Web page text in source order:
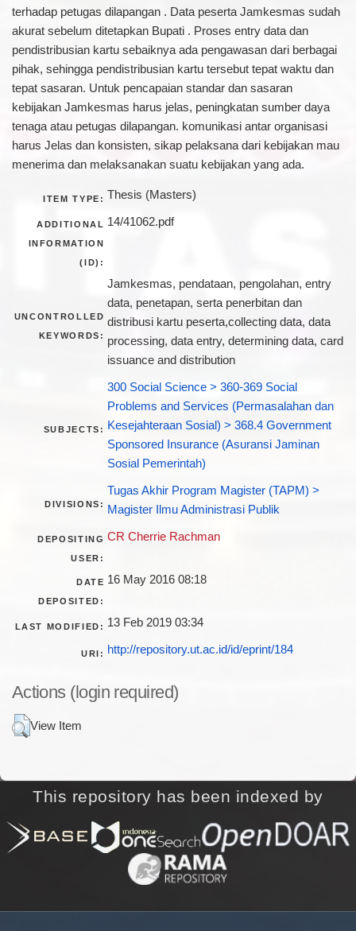
terhadap petugas dilapangan . Data peserta Jamkesmas sudah
akurat sebelum ditetapkan Bupati . Proses entry data dan
pendistribusian kartu sebaiknya ada pengawasan dari berbagai
pihak, sehingga pendistribusian kartu tersebut tepat waktu dan
tepat sasaran. Untuk pencapaian standar dan sasaran
kebijakan Jamkesmas harus jelas, peningkatan sumber daya
tenaga atau petugas dilapangan. komunikasi antar organisasi
harus Jelas dan konsisten, sikap pelaksana dari kebijakan mau
menerima dan melaksanakan suatu kebijakan yang ada.
ITEM TYPE: Thesis (Masters)
ADDITIONAL
INFORMATION
(ID):
14/41062.pdf
UNCONTROLLED
KEYWORDS:
Jamkesmas, pendataan, pengolahan, entry
data, penetapan, serta penerbitan dan
distribusi kartu peserta,collecting data, data
processing, data entry, determining data, card
issuance and distribution
SUBJECTS:
300 Social Science > 360-369 Social
Problems and Services (Permasalahan dan
Kesejahteraan Sosial) > 368.4 Government
Sponsored Insurance (Asuransi Jaminan
Sosial Pemerintah)
DIVISIONS:
Tugas Akhir Program Magister (TAPM) >
Magister Ilmu Administrasi Publik
DEPOSITING
USER:
CR Cherrie Rachman
DATE
DEPOSITED:
16 May 2016 08:18
LAST MODIFIED: 13 Feb 2019 03:34
URI: http://repository.ut.ac.id/id/eprint/184
Actions (login required)
View Item
This repository has been indexed by